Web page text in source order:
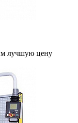
лучшую цену